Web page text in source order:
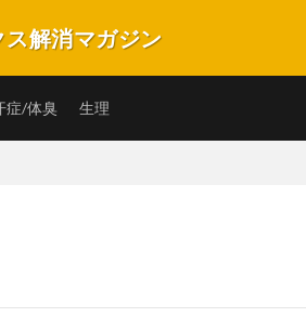
解消マガジン
顔で過ごすことができるような情報サイトです
症/体臭 生理